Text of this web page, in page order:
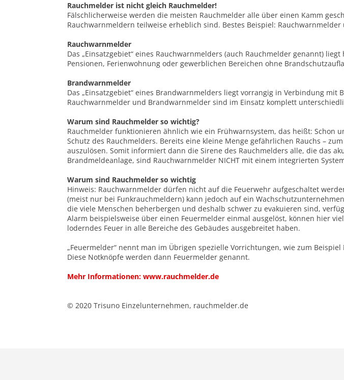
Rauchmelder ist nicht gleich Rauchmelder!
Fälschlicherweise werden die meisten Rauchmelder alle über einen Kamm
Rauchwarnmeldern teilweise erheblich sind. Bestes Beispiel:
Rauchwarnmelder
Das „Einsatzgebiet“ eines Rauchwarnmelders (auch Rauchmelder genannt)
Pensionen, Ferienwohnung oder gewerblichen Bereichen ohne
Brandwarnmelder
Das „Einsatzgebiet“ eines Brandwarnmelders liegt vorrangig in Verbindung
Rauchwarnmelder und Brandwarnmelder sind im Einsatz komplett
Warum sind Rauchmelder so wichtig?
Rauchmelder funktionieren ähnlich wie ein Frühwarnsystem, das heißt:
Schutz des Rauchmelders. Bereits eine kleine Menge gefährlichen Rauchs –
auszulösen. Somit informiert dann die Sirene des Rauchmelders alle, die das
Brandmeldeanlage, sind Rauchwarnmelder NICHT mit einem integrierten
Warum sind Rauchmelder so wichtig
Hinweis: Rauchwarnmelder dürfen nicht auf die Feuerwehr aufgeschaltet
(meist nur bei Funkrauchmeldern) kann jedoch auf ein
die viele Menschen beherbergen und deshalb schwer zu evakuieren sind,
Alarm beispielsweise über einen Feuermelder einmal ausgelöst, können hier
loderndes Feuer in alle Bereiche des Gebäudes ausgebreitet haben.
„Feuermelder“ nennt man im Übrigen spezielle Vorrichtungen, wie zum
Diese Notknöpfe werden dann Feuermelder genannt.
Mehr Informationen: www.rauchmelder.de
© 2020 Trisuno Einzelunternehmen, rauchmelder.de